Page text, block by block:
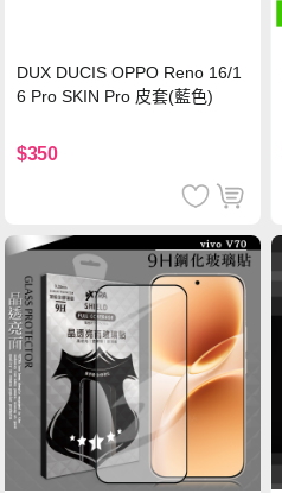
DUX DUCIS OPPO Reno 16/1
6 Pro SKIN Pro 皮套(藍色)
$350